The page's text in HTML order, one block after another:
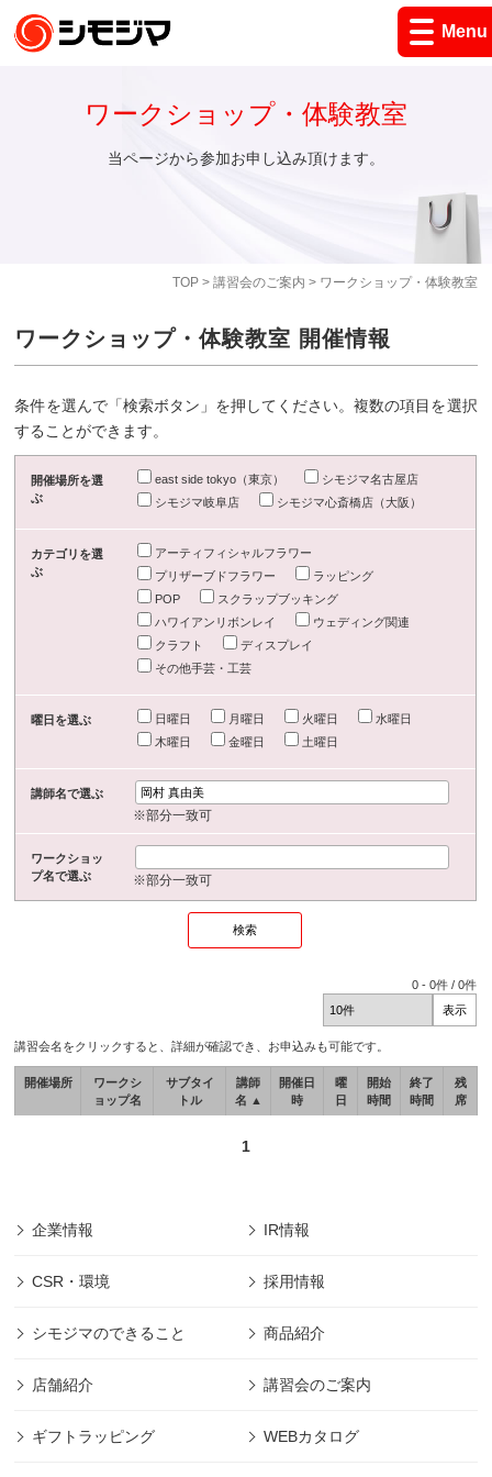
Menu
TOP> 講習会のご案内 > ワークショップ・体験教室
ワークショップ・体験教室
当ページから参加お申し込み頂けます。
ワークショップ・体験教室 開催情報
条件を選んで「検索ボタン」を押してください。複数の項目を選択
することができます。
開催場所を選
ぶ
east side tokyo（東京）
シモジマ名古屋店
シモジマ岐阜店
シモジマ心斎橋店（大阪）
カテゴリを選
ぶ
アーティフィシャルフラワー
プリザーブドフラワー
ラッピング
POP
スクラップブッキング
ハワイアンリボンレイ
ウェディング関連
クラフト
ディスプレイ
その他手芸・工芸
曜日を選ぶ 日曜日 月曜日 火曜日
水曜日
木曜日
金曜日 土曜日
講師名で選ぶ
※部分一致可
ワークショッ
プ名で選ぶ
※部分一致可
0 -0件 /0件
講習会名をクリックすると、詳細が確認でき、お申込みも可能です。
開催場所
ワークシ
ョップ名
サブタイ
トル
講師
名 ▲
開催日
時
曜
日
開始
時間
終了
時間
残
席
1
企業情報 IR情報
CSR・環境 採用情報
シモジマのできること 商品紹介
店舗紹介 講習会のご案内
ギフトラッピング WEBカタログ